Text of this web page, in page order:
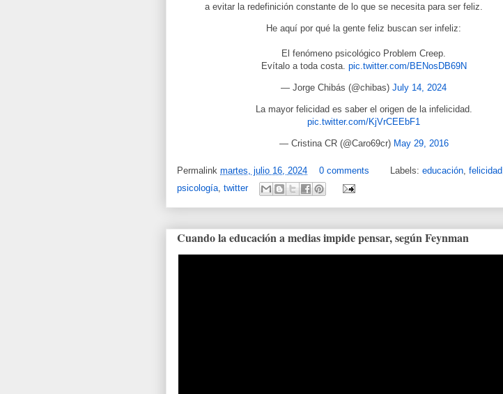
a evitar la redefinición constante de lo que se necesita para ser feliz.
He aquí por qué la gente feliz buscan ser infeliz:
El fenómeno psicológico Problem Creep.
Evítalo a toda costa. pic.twitter.com/BENosDB69N
— Jorge Chibás (@chibas) July 14, 2024
La mayor felicidad es saber el origen de la infelicidad.
pic.twitter.com/KjVrCEEbF1
— Cristina CR (@Caro69cr) May 29, 2016
Permalink martes, julio 16, 2024 0 comments Labels: educación felicidad
psicología, twitter
Cuando la educación a medias impide pensar, según Feynman